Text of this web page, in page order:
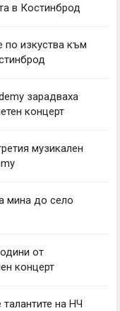
в Костинброд
по изкуства към
зарадваха
концерт
музикален
мина до село
от
концерт
на НЧ